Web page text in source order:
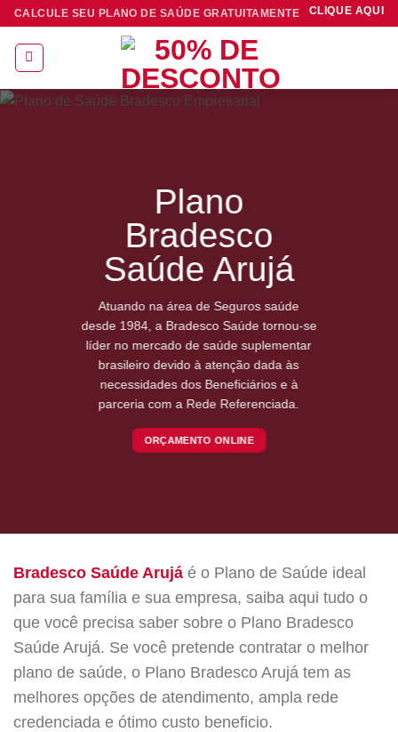
Skip
content
CALCULE SEU PLANO DE SAÚDE GRATUITAMENTE CLIQUE AQUI
Plano
Bradesco
Saúde Arujá
Atuando na área de Seguros saúde
desde 1984, a Bradesco Saúde tornou-se
líder no mercado de saúde suplementar
brasileiro devido à atenção dada às
necessidades dos Beneficiários e à
parceria com a Rede Referenciada.
ORÇAMENTO ONLINE
Bradesco Saúde Arujá é o Plano de Saúde ideal
para sua família e sua empresa, saiba aqui tudo o
que você precisa saber sobre o Plano Bradesco
Saúde Arujá. Se você pretende contratar o melhor
plano de saúde, o Plano Bradesco Arujá tem as
melhores opções de atendimento, ampla rede
credenciada e ótimo custo beneficio.